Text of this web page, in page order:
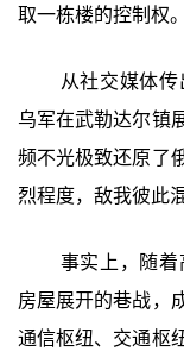
取一栋楼的控制权。
从社交媒体
乌军在武勒达尔镇
频不光极致还原了
烈程度，敌我彼此
事实上，随着
房屋展开的巷战，
通信枢纽、交通枢